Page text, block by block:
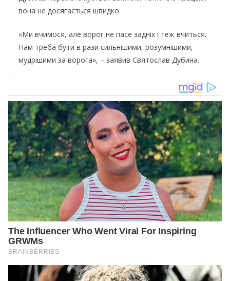
вона не досягається швидко.
«Ми вчимося, але ворог не пасе задніх і теж вчиться.
Нам треба бути в рази сильнішими, розумнішими,
мудрішими за ворога», – заявив Святослав Дубина.